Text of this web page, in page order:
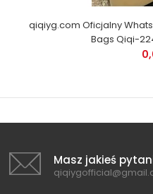
qiqiyg.com Oficjalny
Bags Qiqi-
Masz jakieś